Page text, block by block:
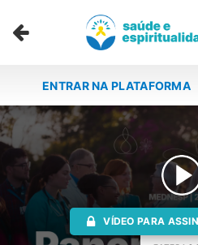
ENTRAR NA PLATAFORMA
VÍDEO PARA